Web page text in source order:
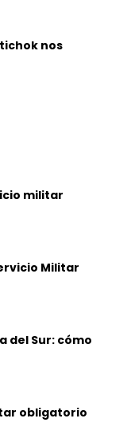
nos
militar
Militar
del Sur: cómo
obligatorio